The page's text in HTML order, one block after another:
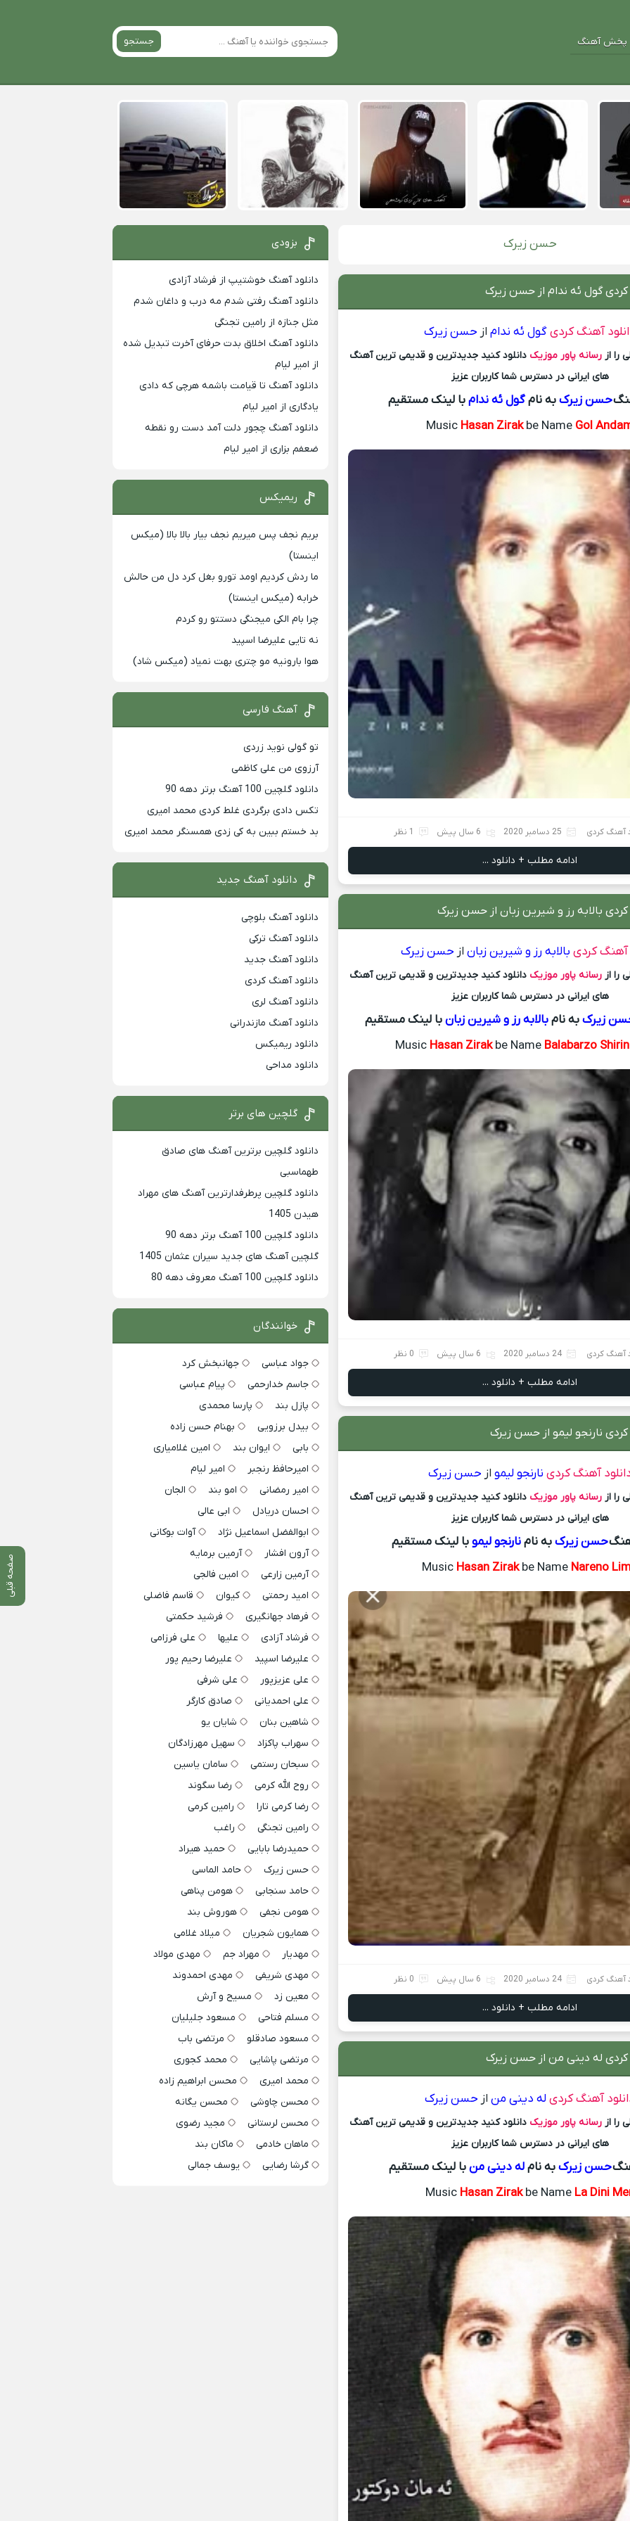
پخش آهنگ جستجو
حسن زیرک
کردی گول ئه ندام از حسن زیرک
آهنگ کردی گول ئه نداماز حسن زیرک
را از رسانه پاور موزیک دانلود کنید جدیدترین و قدیمی ترین آهنگ
های ایرانی در دسترس شما کاربران عزیز
حسن زیرکبه نامگول ئه ندامبا لینک مستقیم
Music Hasan Zirakbe Name Gol
آهنگ کردی 25 دسامبر 2020 6 سال پیش 1 نظر
ادامه مطلب + دانلود ...
بالابه رز و شیرین زبان از حسن زیرک
آهنگ کردی بالابه رز و شیرین زبانازحسن زیرک
را از رسانه پاور موزیک دانلود کنید جدیدترین و قدیمی ترین آهنگ
های ایرانی در دسترس شما کاربران عزیز
زیرکبه نامبالابه رز و شیرین زبانبا لینک مستقیم
MusicHasan Zirakbe NameBalabarzo
آهنگ کردی 24 دسامبر 2020 6 سال پیش 0 نظر
ادامه مطلب + دانلود ...
نارنجو لیمو از حسن زیرک
آهنگ کردی نارنجو لیمو از حسن زیرک
را از رسانه پاور موزیک دانلود کنید جدیدترین و قدیمی ترین آهنگ
های ایرانی در دسترس شما کاربران عزیز
حسن زیرکبه نامنارنجو لیموبا لینک مستقیم
MusicHasan Zirakbe NameNareno
آهنگ کردی 24 دسامبر 2020 6 سال پیش 0 نظر
ادامه مطلب + دانلود ...
کردی له دینی من از حسن زیرک
آهنگ کردی له دینی مناز حسن زیرک
را از رسانه پاور موزیک دانلود کنید جدیدترین و قدیمی ترین آهنگ
های ایرانی در دسترس شما کاربران عزیز
حسن زیرکبه نامله دینی منبا لینک مستقیم
MusicHasan Zirakbe NameLa Dini
صفحه قبلی
بزودی
دانلود آهنگ خوشتیپ از فرشاد آزادی
دانلود آهنگ رفتی شدم مه درب و داغان شدم
مثل جنازه از رامین تجنگی
دانلود آهنگ اخلاق بدت حرفای آخرت تبدیل شده
از امیر لیام
دانلود آهنگ تا قیامت باشمه هرچی که دادی
یادگاری از امیر لیام
دانلود آهنگ چجور دلت آمد دست رو نقطه
ضعفم بزاری از امیر لیام
ریمیکس
بریم نجف پس میریم نجف بیار بالا بالا (میکس
اینستا)
ما ردش کردیم اومد تورو بغل کرد دل من حالش
خرابه (میکس اینستا)
چرا بام الکی میجنگی دستتو رو کردم
نه تایی علیرضا اسپید
هوا بارونیه مو چتری بهت نمیاد (میکس شاد)
آهنگ فارسی
تو گولی نوید زردی
آرزوی من علی کاظمی
دانلود گلچین 100 آهنگ برتر دهه 90
تکس دادی برگردی غلط کردی محمد امیری
بد خستم ببین به کی زدی همسنگر محمد امیری
دانلود آهنگ جدید
دانلود آهنگ بلوچی
دانلود آهنگ ترکی
دانلود آهنگ جدید
دانلود آهنگ کردی
دانلود آهنگ لری
دانلود آهنگ مازندرانی
دانلود ریمیکس
دانلود مداحی
گلچین های برتر
دانلود گلچین برترین آهنگ های صادق
طهماسبی
دانلود گلچین پرطرفدارترین آهنگ های مهراد
هیدن 1405
دانلود گلچین 100 آهنگ برتر دهه 90
گلچین آهنگ های جدید سیران عثمان 1405
دانلود گلچین 100 آهنگ معروف دهه 80
خوانندگان
جواد عباسی
جهانبخش کرد
جاسم خدارحمی
پیام عباسی
پازل بند
پارسا محمدی
بیدل برزویی
بهنام حسن زاده
بابی
ایوان بند
امین غلامیاری
امیرحافظ رنجبر
امیر لیام
امیر رمضانی
امو بند
الجان
احسان دریادل
ابی عالی
ابوالفضل اسماعیل نژاد
آوات بوکانی
آرون افشار
آرمین برمایه
آرمین زارعی
امین فالجی
امید رحمتی
کیوان
قاسم فاضلی
فرهاد جهانگیری
فرشید حکمتی
فرشاد آزادی
علیها
علی فرزامی
علیرضا اسپید
علیرضا رحیم پور
علی عزیزپور
علی شرفی
علی احمدیانی
صادق کارگر
شاهین بنان
شایان یو
سهراب پاکزاد
سهیل مهرزادگان
سبحان رستمی
سامان یاسین
روح الله کرمی
رضا سگوند
رضا کرمی تارا
رامین کرمی
رامین تجنگی
راغب
حمیدرضا بابایی
حمید هیراد
حسن زیرک
حامد الماسی
حامد سنجابی
هومن پناهی
هومن نجفی
هوروش بند
همایون شجریان
میلاد غلامی
مهدیار
مهراد جم
مهدی مولاد
مهدی شریفی
مهدی احمدوند
معین زد
مسیح و آرش
مسلم فتاحی
مسعود جلیلیان
مسعود صادقلو
مرتضی باب
مرتضی پاشایی
محمد کجوری
محمد امیری
محسن ابراهیم زاده
محسن چاوشی
محسن یگانه
محسن لرستانی
مجید رضوی
ماهان خادمی
ماکان بند
گرشا رضایی
یوسف جمالی